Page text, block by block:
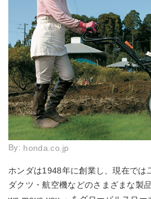
By: honda.co.jp
ホンダは1948年に創業し、現在では
ダクツ・航空機などのさまざまな製